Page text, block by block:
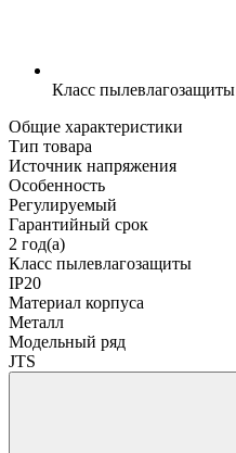
Класс пылевлагозащиты
Общие характеристики
Тип товара
Источник напряжения
Особенность
Регулируемый
Гарантийный срок
2 год(а)
Класс пылевлагозащиты
IP20
Материал корпуса
Металл
Модельный ряд
JTS